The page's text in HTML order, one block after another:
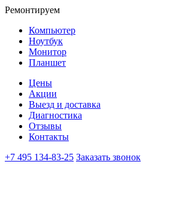
Ремонтируем
Компьютер
Ноутбук
Монитор
Планшет
Цены
Акции
Выезд и доставка
Диагностика
Отзывы
Контакты
+7 495 134-83-25 Заказать звонок